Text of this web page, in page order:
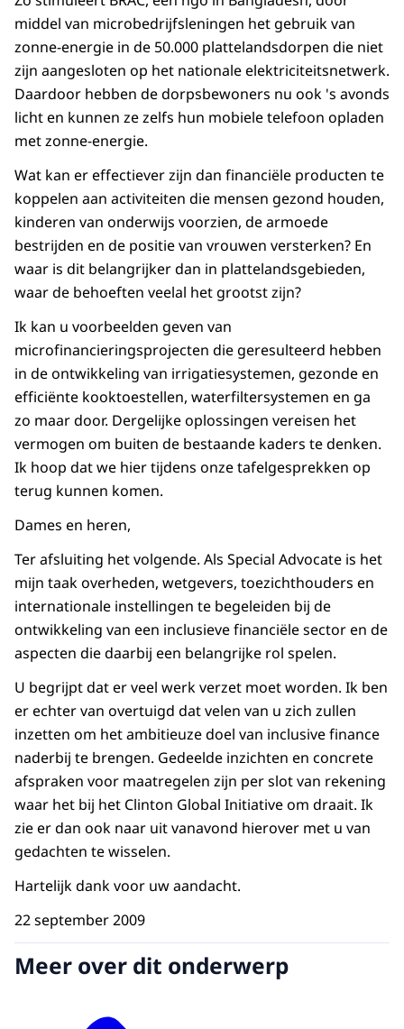
middel van microbedrijfsleningen het gebruik van
zonne-energie in de 50.000 plattelandsdorpen die niet
zijn aangesloten op het nationale elektriciteitsnetwerk.
Daardoor hebben de dorpsbewoners nu ook 's avonds
licht en kunnen ze zelfs hun mobiele telefoon opladen
met zonne-energie.
Wat kan er effectiever zijn dan financiële producten te
koppelen aan activiteiten die mensen gezond houden,
kinderen van onderwijs voorzien, de armoede
bestrijden en de positie van vrouwen versterken? En
waar is dit belangrijker dan in plattelandsgebieden,
waar de behoeften veelal het grootst zijn?
Ik kan u voorbeelden geven van
microfinancieringsprojecten die geresulteerd hebben
in de ontwikkeling van irrigatiesystemen, gezonde en
efficiënte kooktoestellen, waterfiltersystemen en ga
zo maar door. Dergelijke oplossingen vereisen het
vermogen om buiten de bestaande kaders te denken.
Ik hoop dat we hier tijdens onze tafelgesprekken op
terug kunnen komen.
Dames en heren,
Ter afsluiting het volgende. Als Special Advocate is het
mijn taak overheden, wetgevers, toezichthouders en
internationale instellingen te begeleiden bij de
ontwikkeling van een inclusieve financiële sector en de
aspecten die daarbij een belangrijke rol spelen.
U begrijpt dat er veel werk verzet moet worden. Ik ben
er echter van overtuigd dat velen van u zich zullen
inzetten om het ambitieuze doel van inclusive finance
naderbij te brengen. Gedeelde inzichten en concrete
afspraken voor maatregelen zijn per slot van rekening
waar het bij het Clinton Global Initiative om draait. Ik
zie er dan ook naar uit vanavond hierover met u van
gedachten te wisselen.
Hartelijk dank voor uw aandacht.
22 september 2009
Meer over dit onderwerp